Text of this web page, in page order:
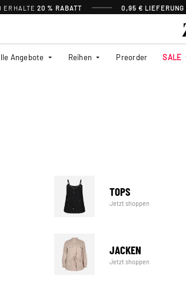
ERHALTE20 % RABATT 0,95 € LIEFERUNG
Angebote Reihen Preorder SALE
TOPS
Jetzt shoppen
JACKEN
Jetzt shoppen